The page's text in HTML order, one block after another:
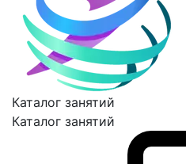
Каталог занятий
Каталог занятий